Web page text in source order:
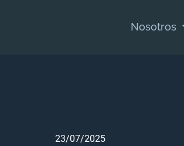
Nosotros
23/07/2025